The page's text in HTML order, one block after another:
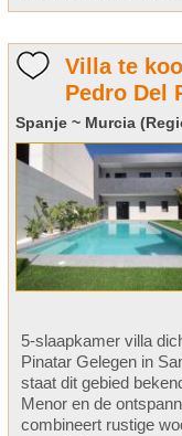
Villa te
Pedro Del
Spanje ~ Murcia
5-slaapkamer villa
Pinatar Gelegen in
staat dit gebied
Menor en de
combineert rustige